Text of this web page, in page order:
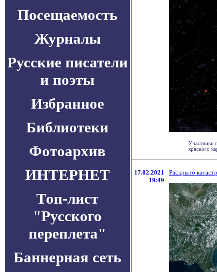
Посещаемость
Журналы
Русские писатели
и поэты
Избранное
Библиотеки
Фотоархив
ИНТЕРНЕТ
Топ-лист
"Русского
переплета"
Баннерная сеть
Участники
красного
17.02.2021
19:49
Раскрыто